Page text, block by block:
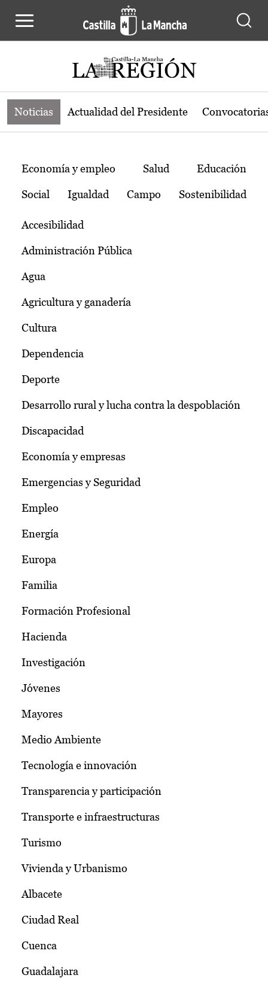
Noticias de la región de Castilla-La
Noticias Actualidad del Presidente
Temas
Economía y empleo Salud Educación
Social Igualdad Campo Sostenibilidad
Accesibilidad
Administración Pública
Agua
Agricultura y ganadería
Cultura
Dependencia
Deporte
Desarrollo rural y lucha contra la despoblación
Discapacidad
Economía y empresas
Emergencias y Seguridad
Empleo
Energía
Europa
Familia
Formación Profesional
Hacienda
Investigación
Jóvenes
Mayores
Medio Ambiente
Tecnología e innovación
Transparencia y participación
Transporte e infraestructuras
Turismo
Vivienda y Urbanismo
Albacete
Ciudad Real
Cuenca
Guadalajara